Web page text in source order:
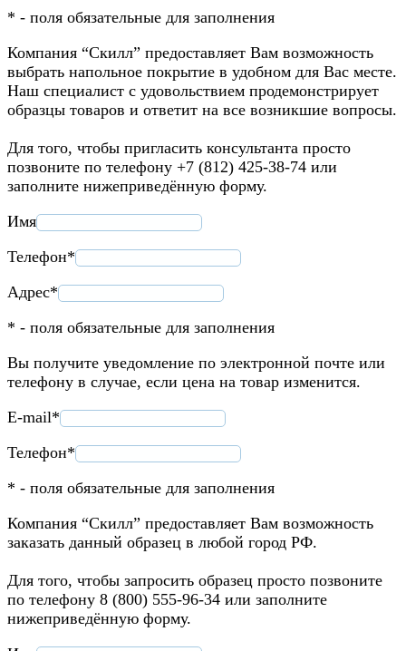
* - поля обязательные для заполнения
Компания “Скилл” предоставляет Вам возможность
выбрать напольное покрытие в удобном для Вас месте.
Наш специалист с удовольствием продемонстрирует
образцы товаров и ответит на все возникшие вопросы.
Для того, чтобы пригласить консультанта просто
позвоните по телефону +7 (812) 425-38-74 или
заполните нижеприведённую форму.
Имя
Телефон*
Адрес*
* - поля обязательные для заполнения
Вы получите уведомление по электронной почте или
телефону в случае, если цена на товар изменится.
E-mail*
Телефон*
* - поля обязательные для заполнения
Компания “Скилл” предоставляет Вам возможность
заказать данный образец в любой город РФ.
Для того, чтобы запросить образец просто позвоните
по телефону 8 (800) 555-96-34 или заполните
нижеприведённую форму.